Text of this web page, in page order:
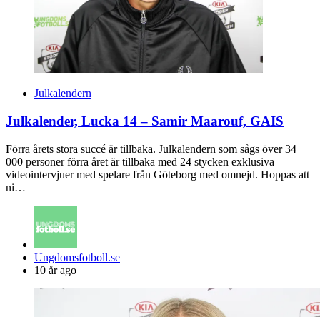
Julkalendern
Julkalender, Lucka 14 – Samir Maarouf, GAIS
Förra årets stora succé är tillbaka. Julkalendern som sågs över 34
000 personer förra året är tillbaka med 24 stycken exklusiva
videointervjuer med spelare från Göteborg med omnejd. Hoppas att
ni…
Posted
by
Ungdomsfotboll.se
10 år ago